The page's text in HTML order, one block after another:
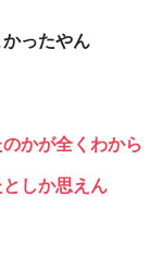
ったやん
かが全くわから
しか思えん